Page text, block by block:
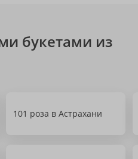
букетами из
101 роза в Астрахани